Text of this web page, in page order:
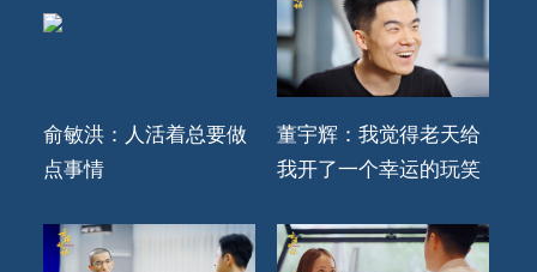
俞敏洪：人活着总要做
点事情
董宇辉：我觉得老天给
我开了一个幸运的玩笑